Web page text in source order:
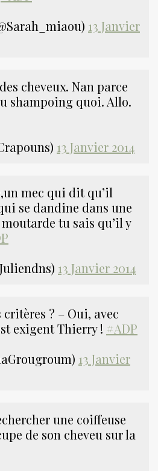
13 Janvier
cheveux. Nan parce
shampoing quoi. Allo.
13 Janvier 2014
mec qui dit qu’il
se dandine dans une
tu sais qu’il y
13 Janvier 2014
critères ? – Oui, avec
exigent Thierry ! #ADP
13 Janvier
une coiffeuse
de son cheveu sur la